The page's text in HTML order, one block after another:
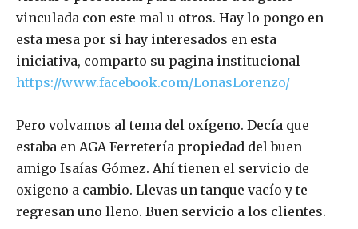
vinculada con este mal u otros. Hay lo pongo en
esta mesa por si hay interesados en esta
iniciativa, comparto su pagina institucional
https://www.facebook.com/LonasLorenzo/
Pero volvamos al tema del oxígeno. Decía que
estaba en AGA Ferretería propiedad del buen
amigo Isaías Gómez. Ahí tienen el servicio de
oxigeno a cambio. Llevas un tanque vacío y te
regresan uno lleno. Buen servicio a los clientes.